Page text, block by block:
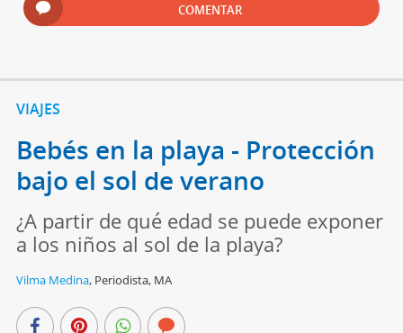
COMENTAR
VIAJES
Bebés en la playa - Protección
bajo el sol de verano
¿A partir de qué edad se puede exponer
a los niños al sol de la playa?
Vilma Medina, Periodista, MA